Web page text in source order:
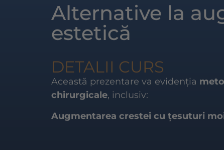
Alternative la
estetică
DETALII CURS
Această prezentare va evidenția
chirurgicale, inclusiv:
Augmentarea crestei cu țesuturi